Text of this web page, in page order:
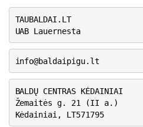
TAUBALDAI.LT
UAB Lauernesta
info@baldaipigu.lt
BALDŲ CENTRAS KĖDAINIAI
Žemaitės g. 21 (II a.)
Kėdainiai, LT571795